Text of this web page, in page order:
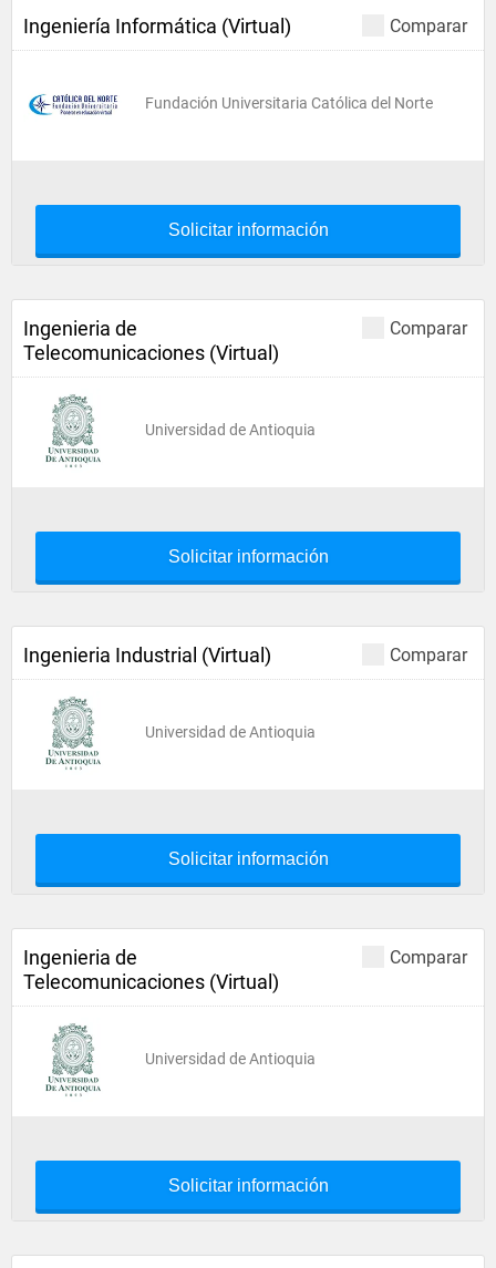
Comparar
Ingeniería Informática (Virtual)
Fundación Universitaria Católica del Norte
Solicitar información
Comparar
Ingenieria de
Telecomunicaciones (Virtual)
Universidad de Antioquia
Solicitar información
Comparar
Ingenieria Industrial (Virtual)
Universidad de Antioquia
Solicitar información
Comparar
Ingenieria de
Telecomunicaciones (Virtual)
Universidad de Antioquia
Solicitar información